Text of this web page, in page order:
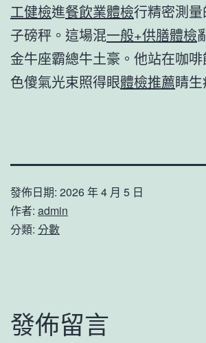
工健檢進餐飲業體檢行精密測
子磅秤。這場混一般+供膳體檢
金牛座霸總牛土豪。他站在咖
色傻氣光束照得眼體檢推薦睛生
發佈日期: 2026 年 4 月 5 日
作者: admin
分類: 分數
發佈留言